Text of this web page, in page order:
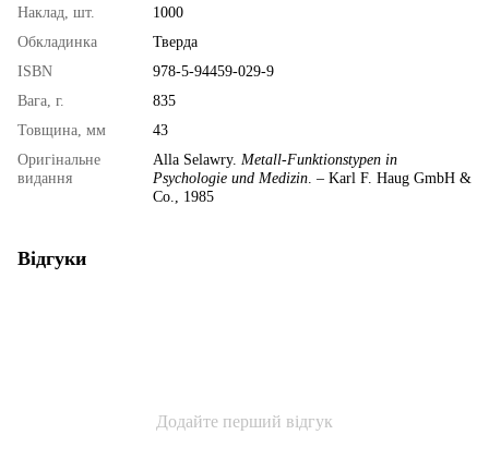
Наклад, шт.
1000
Обкладинка
Тверда
ISBN
978-5-94459-029-9
Вага, г.
835
Товщина, мм
43
Оригінальне
видання
Alla Selawry. Metall-Funktionstypen in
Psychologie und Medizin . – Karl F. Haug GmbH &
Co., 1985
Відгуки
Додайте перший відгук